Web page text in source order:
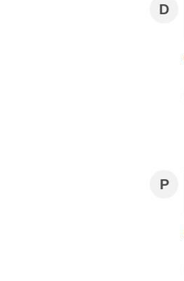
D
P